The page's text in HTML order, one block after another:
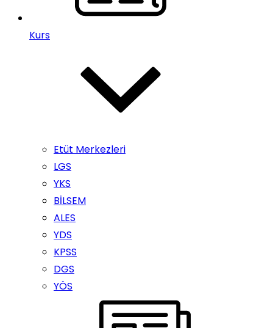
Kurs
Etüt Merkezleri
LGS
YKS
BİLSEM
ALES
YDS
KPSS
DGS
YÖS